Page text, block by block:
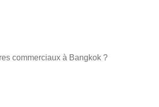
commerciaux à Bangkok ?